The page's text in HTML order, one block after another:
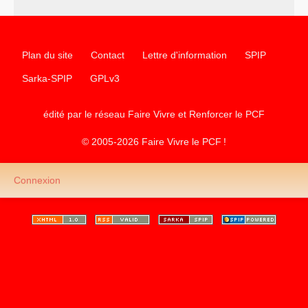
Plan du site Contact Lettre d'information SPIP
Sarka-SPIP GPLv3
édité par le réseau Faire Vivre et Renforcer le PCF
© 2005-2026 Faire Vivre le PCF !
Connexion